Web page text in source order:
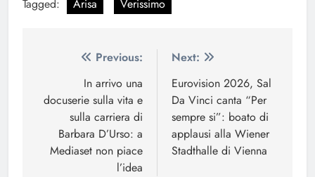
Tagged: Arisa Verissimo
Navigazione
articoli
Previous:
In arrivo una
docuserie sulla vita e
sulla carriera di
Barbara D’Urso: a
Mediaset non piace
l’idea
Next:
Eurovision 2026, Sal
Da Vinci canta “Per
sempre si”: boato di
applausi alla Wiener
Stadthalle di Vienna